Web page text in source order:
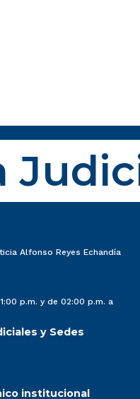
Alfonso Reyes Echandía
p.m. y de 02:00 p.m. a
y Sedes
institucional